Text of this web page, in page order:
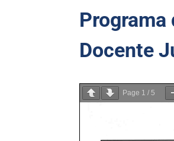
Docente
Page 1 /5